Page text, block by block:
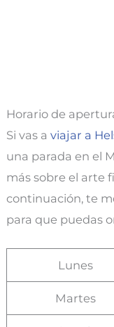
Horario de
Si vas a viajar a
una parada en el
más sobre el arte
continuación, te
para que puedas
Lunes
Martes